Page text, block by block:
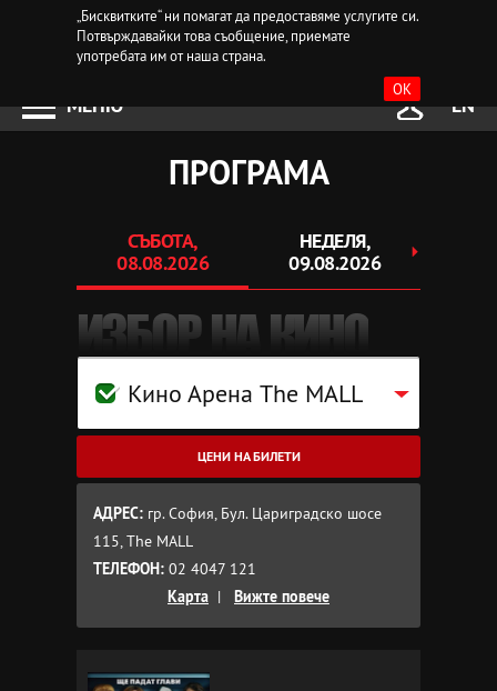
„Бисквитките“ ни помагат да предоставяме услугите си.
Потвърждавайки това съобщение, приемате
употребата им от наша страна.
OK
МЕНЮ EN
ПРОГРАМА
СЪБОТА,
08.08.2026
НЕДЕЛЯ,
09.08.2026
ИЗБОР НА КИНО
Кино Арена The MALL
ЦЕНИ НА БИЛЕТИ
АДРЕС: гр. София, Бул. Цариградско шосе
115, The MALL
ТЕЛЕФОН: 02 4047 121
Карта | Вижте повече